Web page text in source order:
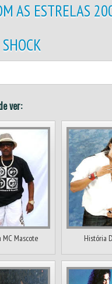
AS ESTRELAS
ver:
MC Mascote História